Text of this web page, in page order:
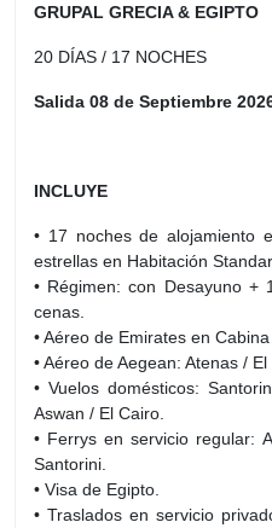
GRUPAL GRECIA & EGIPTO
20 DÍAS / 17 NOCHES
Salida 08 de Septiembre
INCLUYE
• 17 noches de alojamiento
estrellas en Habitación
• Régimen: con Desayuno +
cenas.
• Aéreo de Emirates en
• Aéreo de Aegean: Atenas / El
• Vuelos domésticos:
Aswan / El Cairo.
• Ferrys en servicio regular:
Santorini.
• Visa de Egipto.
• Traslados en servicio